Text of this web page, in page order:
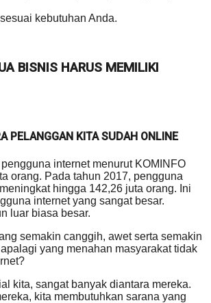
kebutuhan Anda.
BISNIS HARUS MEMILIKI
PELANGGAN KITA SUDAH ONLINE
internet menurut KOMINFO
orang. Pada tahun 2017, pengguna
hingga 142,26 juta orang. Ini
internet yang sangat besar.
luar biasa besar.
semakin canggih, awet serta semakin
yang menahan masyarakat tidak
kita, sangat banyak diantara mereka.
kita membutuhkan sarana yang